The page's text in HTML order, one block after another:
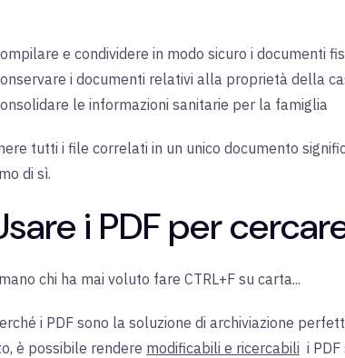
e condividere in modo sicuro i documenti
i documenti relativi alla proprietà della
le informazioni sanitarie per la famiglia
tutti i file correlati in un unico documento
di sì.
i PDF per
chi ha mai voluto fare CTRL+F su carta...
i PDF sono la soluzione di archiviazione
è possibile rendere modificabili e ricercabili i